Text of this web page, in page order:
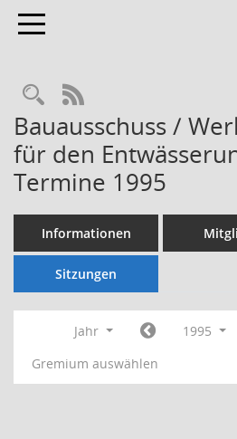
Toggle navigation
Rechercheauswahl
RSS-Feed
Bauausschuss /
für den
Termine 1995
Informationen
Sitzungen
Jahr
1995
Gremium auswählen